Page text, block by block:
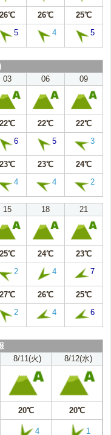
26℃ 26℃ 25℃
5 4 5
03 06 09
22℃ 22℃ 22℃
6 5 3
23℃ 23℃ 24℃
4 4 2
15 18 21
25℃ 24℃ 23℃
2 4 7
27℃ 26℃ 25℃
2 4 6
8/11(火) 8/12(水)
20℃ 20℃
4 1